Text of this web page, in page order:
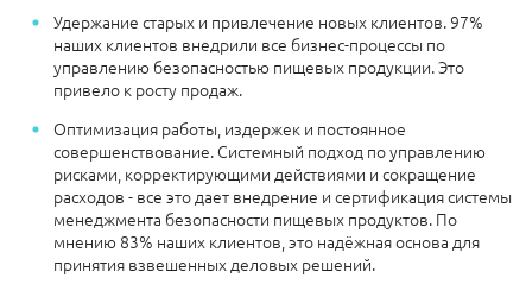
Удержание старых и привлечение новых клиентов. 97%
наших клиентов внедрили все бизнес-процессы по
управлению безопасностью пищевых продукции. Это
привело к росту продаж.
Оптимизация работы, издержек и постоянное
совершенствование. Системный подход по управлению
рисками, корректирующими действиями и сокращение
расходов - все это дает внедрение и сертификация системы
менеджмента безопасности пищевых продуктов. По
мнению 83% наших клиентов, это надёжная основа для
принятия взвешенных деловых решений.